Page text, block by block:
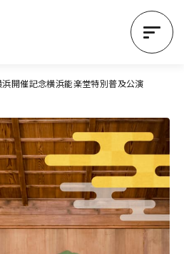
浜開催記念横浜能楽堂特別普及公演